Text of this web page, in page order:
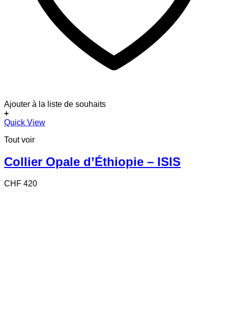
Ajouter à la liste de souhaits
+
Quick View
Tout voir
Collier Opale d’Éthiopie – ISIS
CHF 420